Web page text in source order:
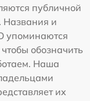
публичной
Названия и
упоминаются
обозначить
Наша
их